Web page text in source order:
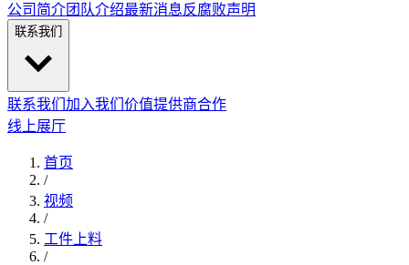
公司简介团队介绍最新消息反腐败声明
联系我们
联系我们 加入我们 价值提供商合作
线上展厅
首页
/
视频
/
工件上料
/